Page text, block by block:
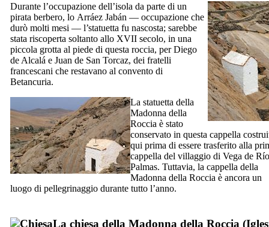
Durante l’occupazione dell’isola da parte di un
pirata berbero, lo Arráez Jabán — occupazione che
durò molti mesi — l’statuetta fu nascosta; sarebbe
stata riscoperta soltanto allo XVII secolo, in una
piccola grotta al piede di questa roccia, perDiego
de Alcalá e Juan de San Torcaz, dei fratelli
francescani che restavano al convento di
Betancuria.
La statuetta della
Madonna della
Roccia è stato
conservato in questa cappella
qui prima di essere trasferito alla
cappella del villaggio di Vega de Río
Palmas. Tuttavia, la cappella della
Madonna della Roccia è ancora un
luogo di pellegrinaggio durante tutto l’anno.
La chiesa della Madonna della Roccia (